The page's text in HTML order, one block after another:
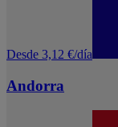
Desde 3,12 €/día
Andorra